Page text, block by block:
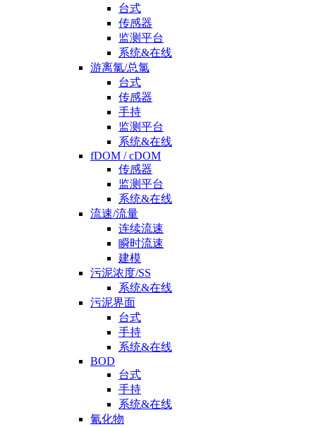
台式
传感器
监测平台
系统&在线
游离氯/总氯
台式
传感器
手持
监测平台
系统&在线
fDOM / cDOM
传感器
监测平台
系统&在线
流速/流量
连续流速
瞬时流速
建模
污泥浓度/SS
系统&在线
污泥界面
台式
手持
系统&在线
BOD
台式
手持
系统&在线
氰化物